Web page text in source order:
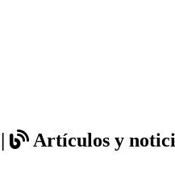
Artículos y